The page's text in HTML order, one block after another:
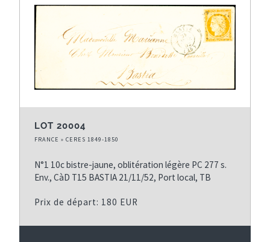
LOT 20004
FRANCE » CERES 1849-1850
N°1 10c bistre-jaune, oblitération légère PC 277 s.
Env., CàD T15 BASTIA 21/11/52, Port local, TB
Prix de départ: 180 EUR